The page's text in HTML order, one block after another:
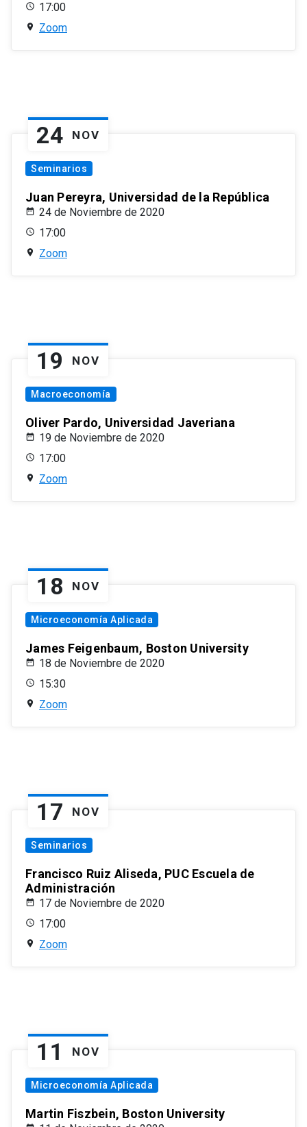
17:00
Zoom
24 NOV
Seminarios
Juan Pereyra, Universidad de la República
24 de Noviembre de 2020
17:00
Zoom
19 NOV
Macroeconomía
Oliver Pardo, Universidad Javeriana
19 de Noviembre de 2020
17:00
Zoom
18 NOV
Microeconomía Aplicada
James Feigenbaum, Boston University
18 de Noviembre de 2020
15:30
Zoom
17 NOV
Seminarios
Francisco Ruiz Aliseda, PUC Escuela de
Administración
17 de Noviembre de 2020
17:00
Zoom
11 NOV
Microeconomía Aplicada
Martin Fiszbein, Boston University